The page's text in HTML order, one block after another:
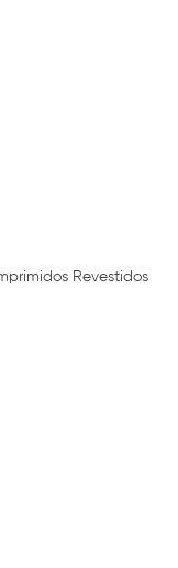
Revestidos